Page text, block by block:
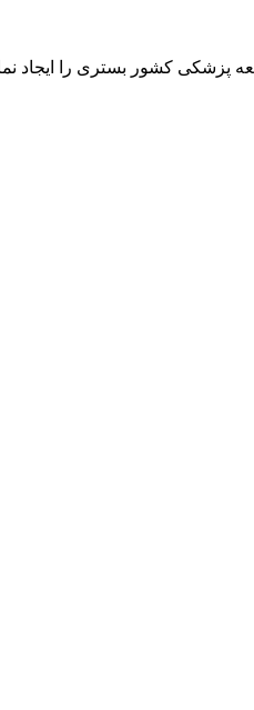
پزشکی کشور بستری را ایجاد